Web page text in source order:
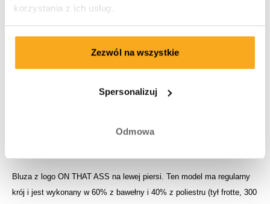
korzystania z ich usług.
Zezwól na wszystkie
Spersonalizuj
Odmowa
Bluza z logo ON THAT ASS na lewej piersi. Ten model ma regularny
krój i jest wykonany w 60% z bawełny i 40% z poliestru (tył frotte, 300